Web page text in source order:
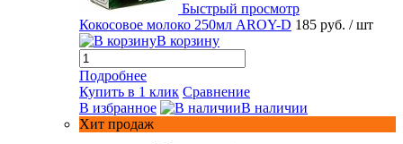
Быстрый просмотр
Кокосовое молоко 250мл AROY-D 185 руб. / шт
В корзину
Подробнее
Купить в 1 клик Сравнение
В избранное
В наличии
Хит продаж